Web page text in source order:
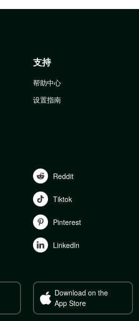
支持
帮助中心
设置指南
Reddit
Tiktok
Pinterest
Linkedln
Download on the
App Store